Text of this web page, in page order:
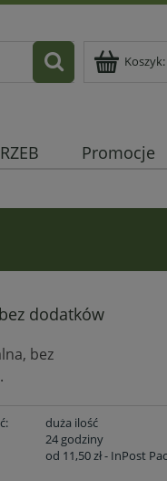
Koszyk:
Promocje
dodatków
bez
duża ilość
24 godziny
od 11,50 zł- InPost